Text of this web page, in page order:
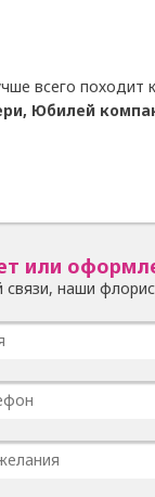
всего походит
Юбилей
или
наши